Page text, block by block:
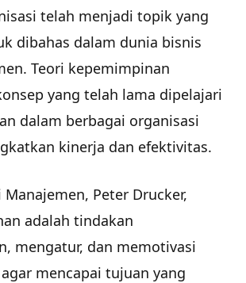
telah menjadi topik yang
dibahas dalam dunia bisnis
Teori kepemimpinan
yang telah lama dipelajari
dalam berbagai organisasi
kinerja dan efektivitas.
Peter Drucker,
adalah tindakan
mengatur, dan memotivasi
mencapai tujuan yang